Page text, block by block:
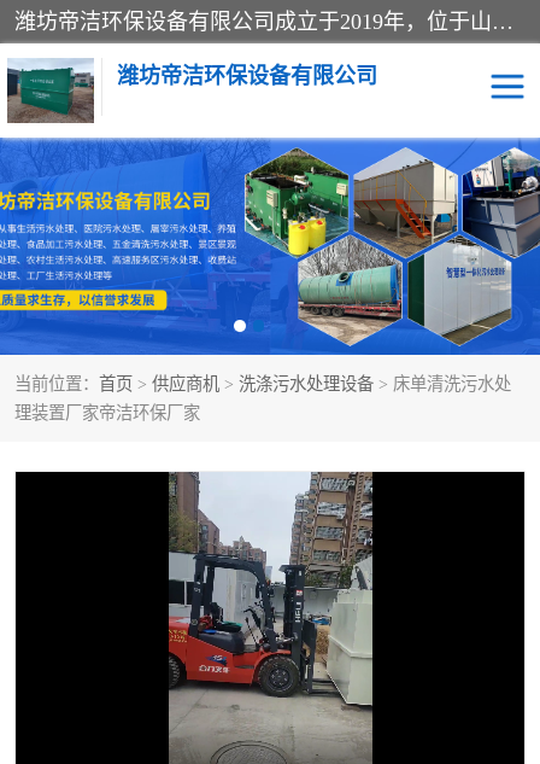
潍坊帝洁环保设备有限公司成立于2019年，位于山东省潍坊市潍城经济开发区；公司专注于环境保护专用设备及配件的研发、生产、安装与销售，同时涉及医用消毒设备、机电设备和仪器仪表的销售。此外，公司提供环保工程施工、环保技术研发与转让、技术服务以及环境工程专项设计服务，致力于为客户提供全面的环保解决方案，助力绿色可持续发展。
潍坊帝洁环保设备有限公司
当前位置： 首页 > 供应商机 > 洗涤污水处理设备 > 床单清洗污水处
理装置厂家帝洁环保厂家
一体化提升泵站 屠宰肉食品加工污水处理
设备
一体化生活污水处理设备 学校污水处理设备
医院污水处理设备 喷涂废水油墨废水
玻璃钢一体化污水处理设 水性涂料加工污水处理设
养殖污水处理设备 洗涤污水处理设备
洗车废水处理设备 实验室污水处理设备
平流式溶气气浮机 风景区旅游景点污水处理
设备
高速服务区收费站污水处 微动力生化污水处理设备
海鲜加工污水处理设备 蒸发器设备价格